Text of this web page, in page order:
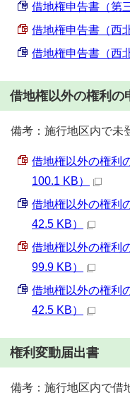
借地権申告書（第
借地権申告書（西
借地権申告書（西
借地権以外の権利の
備考：施行地区内で未
借地権以外の権利
100.1 KB）
借地権以外の権利
42.5 KB）
借地権以外の権利
99.9 KB）
借地権以外の権利
42.5 KB）
権利変動届出書
備考：施行地区内で借